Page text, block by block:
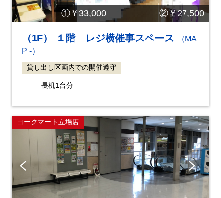
①￥33,000 ②￥27,500
（1F） １階 レジ横催事スペース
（MA
P -）
貸し出し区画内での開催遵守
長机1台分
ヨークマート立場店
Pre
vio
Ne
xt